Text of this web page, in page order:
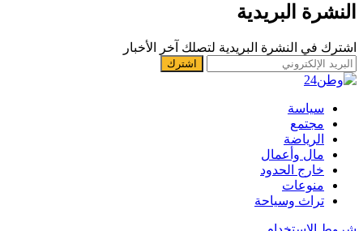
النشرة البريدية
اشترك في النشرة البريدية لتصلك آخر الأخبار
سياسة
مجتمع
الرياضة
مال وأعمال
خارج الحدود
منوعات
تراث وسياحة